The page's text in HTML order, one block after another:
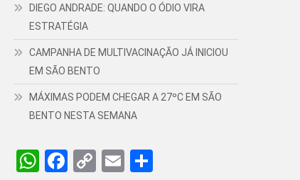
DIEGO ANDRADE: QUANDO O ÓDIO VIRA
ESTRATÉGIA
CAMPANHA DE MULTIVACINAÇÃO JÁ INICIOU
EM SÃO BENTO
MÁXIMAS PODEM CHEGAR A 27ºC EM SÃO
BENTO NESTA SEMANA
WhatsApp
Facebook
CopyEmail